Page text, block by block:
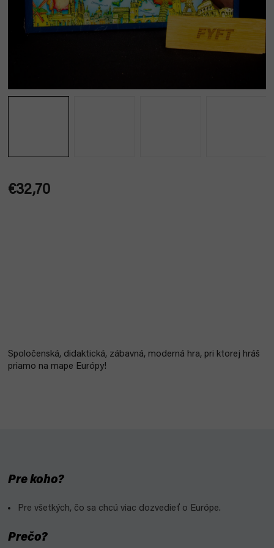
€32,70
Spoločenská, didaktická, zábavná, moderná hra, pri ktorej hráš
priamo na mape Európy!
Pre koho?
Pre všetkých, čo sa chcú viac dozvedieť o Európe.
Prečo?